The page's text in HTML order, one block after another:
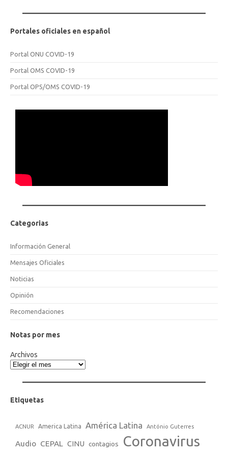
Portales oficiales en español
Portal ONU COVID-19
Portal OMS COVID-19
Portal OPS/OMS COVID-19
Categorias
Información General
Mensajes Oficiales
Noticias
Opinión
Recomendaciones
Notas por mes
Archivos
Etiquetas
ACNUR America Latina América Latina António Guterres
Audio CEPAL CINU contagios Coronavirus